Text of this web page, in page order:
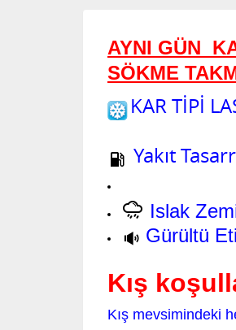
AYNI GÜN
SÖKME
KAR TİPİ
Yakıt
Islak
Gürültü
Kış
Kış mevsimindeki